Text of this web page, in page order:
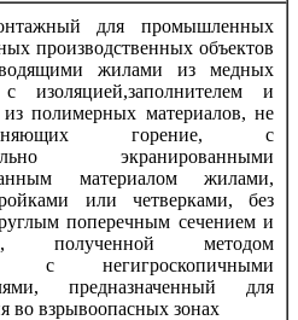
для промышленных
производственных объектов
жилами из медных
изоляцией,заполнителем и
из полимерных материалов, не
горение, с
экранированными
материалом жилами,
или четверками, без
поперечным сечением и
полученной методом
с негигроскопичными
предназначенный для
во взрывоопасных зонах